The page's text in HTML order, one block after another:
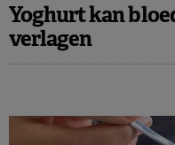
Yoghurt kan
verlagen